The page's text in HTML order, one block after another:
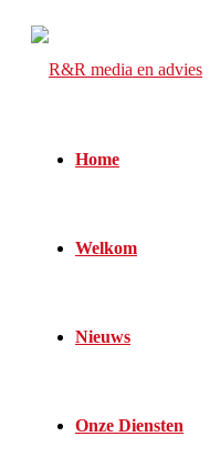
Home
Welkom
Nieuws
Onze Diensten